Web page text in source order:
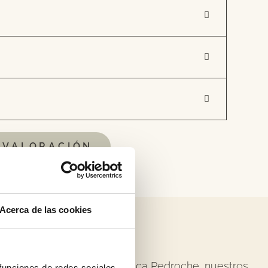
Acerca de las cookies
Madrid